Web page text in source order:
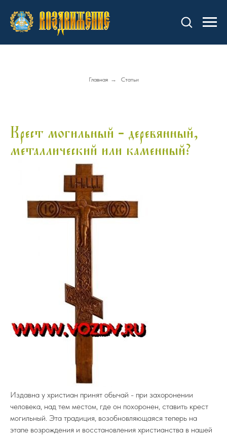
Главная → Статьи
Крест могильный - деревянный,
металлический или каменный?
Издавна у христиан принят обычай - при захоронении
человека, над тем местом, где он похоронен, ставить крест
могильный. Эта традиция, возобновляющаяся теперь на
этапе возрождения и восстановления христианства в нашей